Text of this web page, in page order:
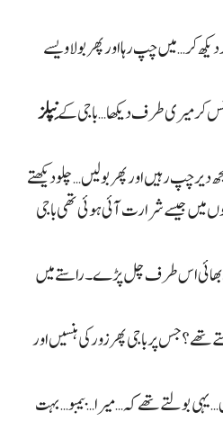
کر… میں چپ رہا اور پھر بولا ویسے
کر میری طرف دیکھا… باجی کےنِپلز
دیر چپ رہیں اور پھر بولیں… چلو دیکھتے
میں جیسے شرارت آئی ہوئی تھی باجی
بھائی اس طرف چل پڑے۔ راستے میں
تھے؟ جس پر باجی پھر زور کی ہنسیں اور
یہی بولتے تھے کہ… میرا… بیمبو… بہت